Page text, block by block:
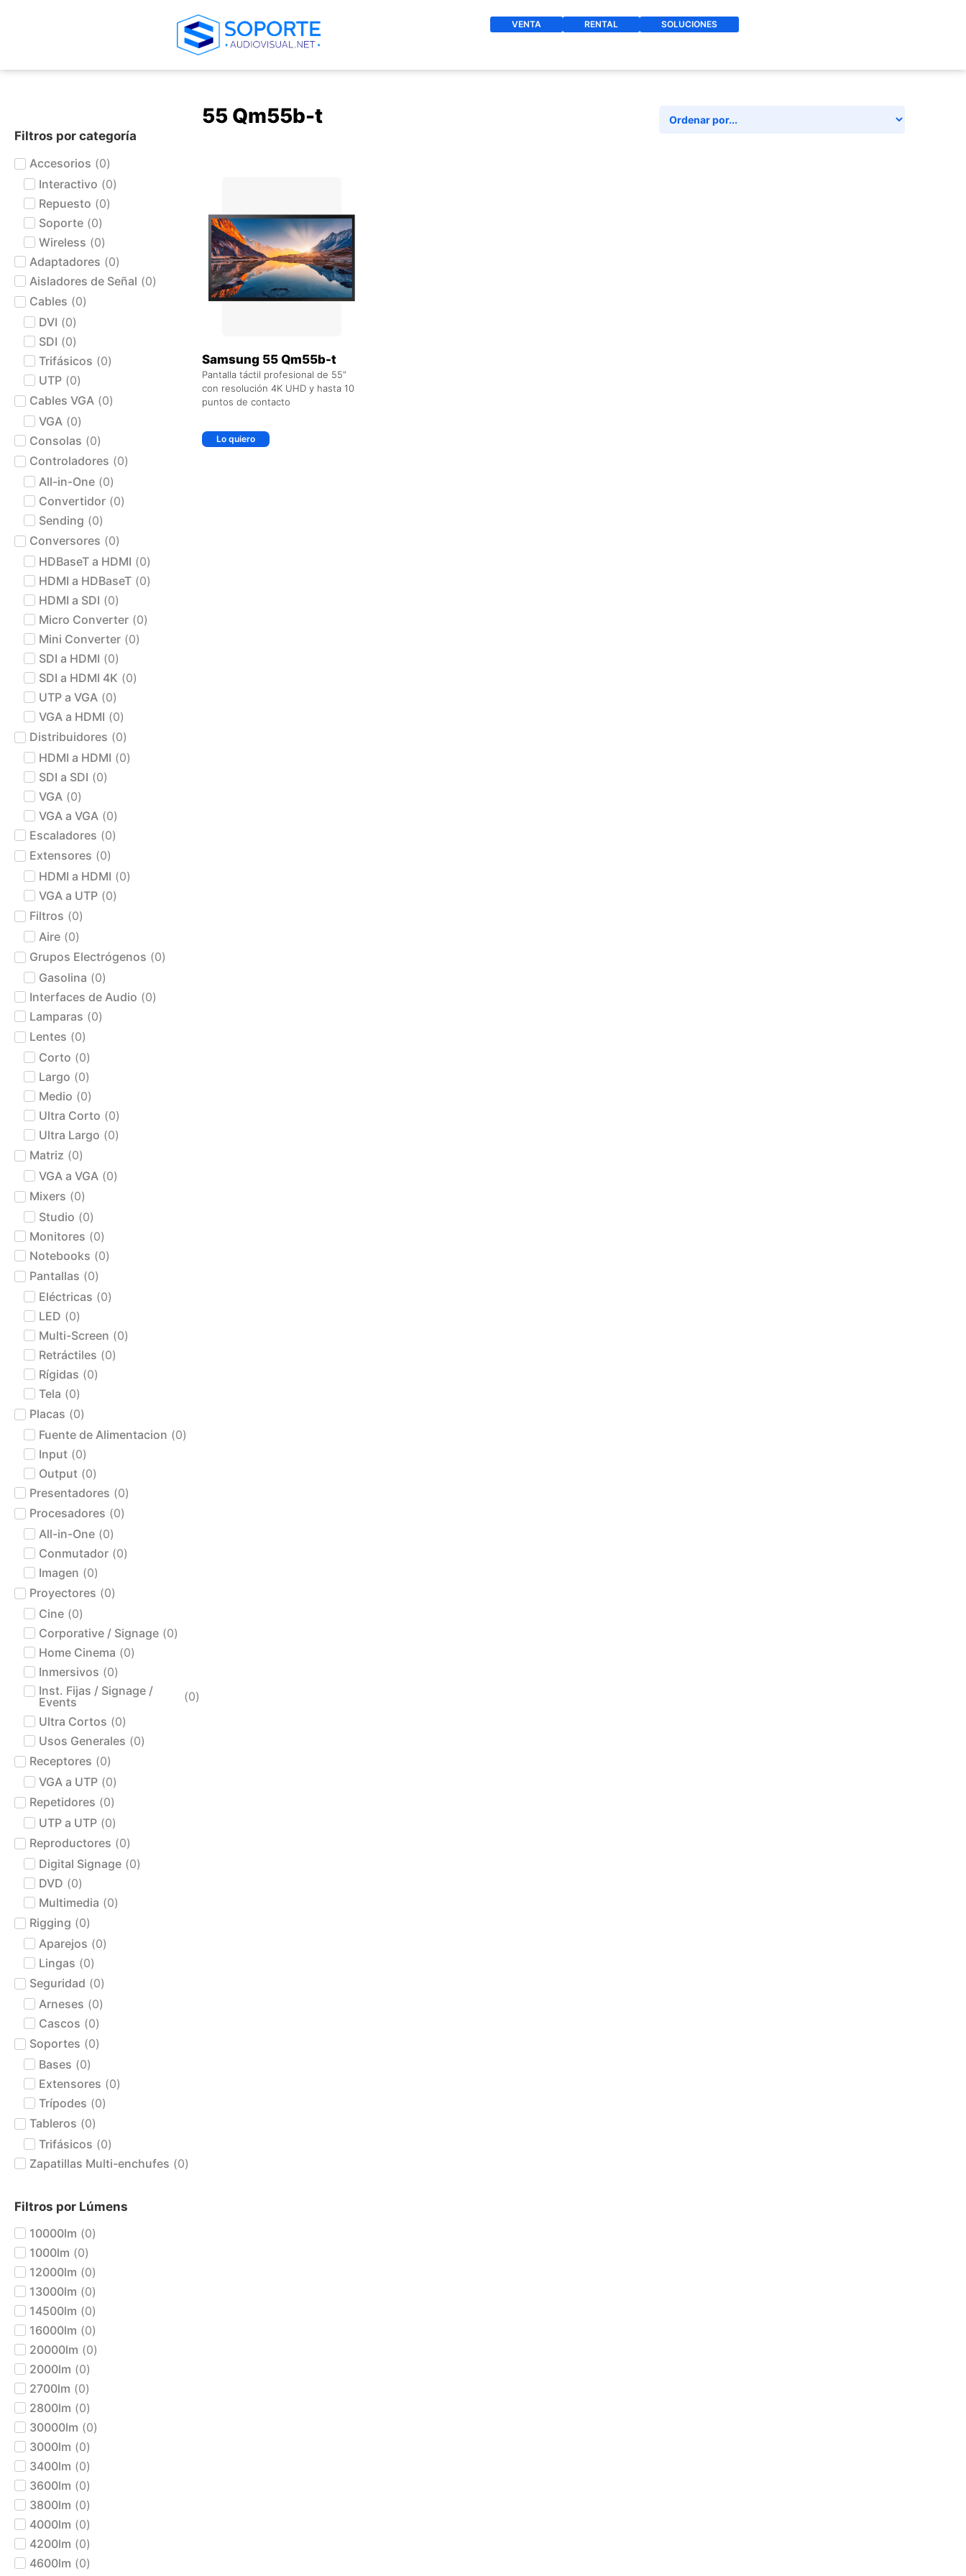
VENTA RENTAL SOLUCIONES
Filtros por categoría
Accesorios (0)
Interactivo (0)
Repuesto (0)
Soporte (0)
Wireless (0)
Adaptadores (0)
Aisladores de Señal (0)
Cables (0)
DVI (0)
SDI (0)
Trifásicos (0)
UTP (0)
Cables VGA (0)
VGA (0)
Consolas (0)
Controladores (0)
All-in-One (0)
Convertidor (0)
Sending (0)
Conversores (0)
HDBaseT a HDMI (0)
HDMI a HDBaseT (0)
HDMI a SDI (0)
Micro Converter (0)
Mini Converter (0)
SDI a HDMI (0)
SDI a HDMI 4K (0)
UTP a VGA (0)
VGA a HDMI (0)
Distribuidores (0)
HDMI a HDMI (0)
SDI a SDI (0)
VGA (0)
VGA a VGA (0)
Escaladores (0)
Extensores (0)
HDMI a HDMI (0)
VGA a UTP (0)
Filtros (0)
Aire (0)
Grupos Electrógenos (0)
Gasolina (0)
Interfaces de Audio (0)
Lamparas (0)
Lentes (0)
Corto (0)
Largo (0)
Medio (0)
Ultra Corto (0)
Ultra Largo (0)
Matriz (0)
VGA a VGA (0)
Mixers (0)
Studio (0)
Monitores (0)
Notebooks (0)
Pantallas (0)
Eléctricas (0)
LED (0)
Multi-Screen (0)
Retráctiles (0)
Rígidas (0)
Tela (0)
Placas (0)
Fuente de Alimentacion (0)
Input (0)
Output (0)
Presentadores (0)
Procesadores (0)
All-in-One (0)
Conmutador (0)
Imagen (0)
Proyectores (0)
Cine (0)
Corporative / Signage (0)
Home Cinema (0)
Inmersivos (0)
Inst. Fijas / Signage /
Events
(0)
Ultra Cortos (0)
Usos Generales (0)
Receptores (0)
VGA a UTP (0)
Repetidores (0)
UTP a UTP (0)
Reproductores (0)
Digital Signage (0)
DVD (0)
Multimedia (0)
Rigging (0)
Aparejos (0)
Lingas (0)
Seguridad (0)
Arneses (0)
Cascos (0)
Soportes (0)
Bases (0)
Extensores (0)
Trípodes (0)
Tableros (0)
Trifásicos (0)
Zapatillas Multi-enchufes (0)
Filtros por Lúmens
10000lm (0)
1000lm (0)
12000lm (0)
13000lm (0)
14500lm (0)
16000lm (0)
20000lm (0)
2000lm (0)
2700lm (0)
2800lm (0)
30000lm (0)
3000lm (0)
3400lm (0)
3600lm (0)
3800lm (0)
4000lm (0)
4200lm (0)
4600lm (0)
55 Qm55b-t
Samsung 55 Qm55b-t
Pantalla táctil profesional de 55”
con resolución 4K UHD y hasta 10
puntos de contacto
Lo quiero